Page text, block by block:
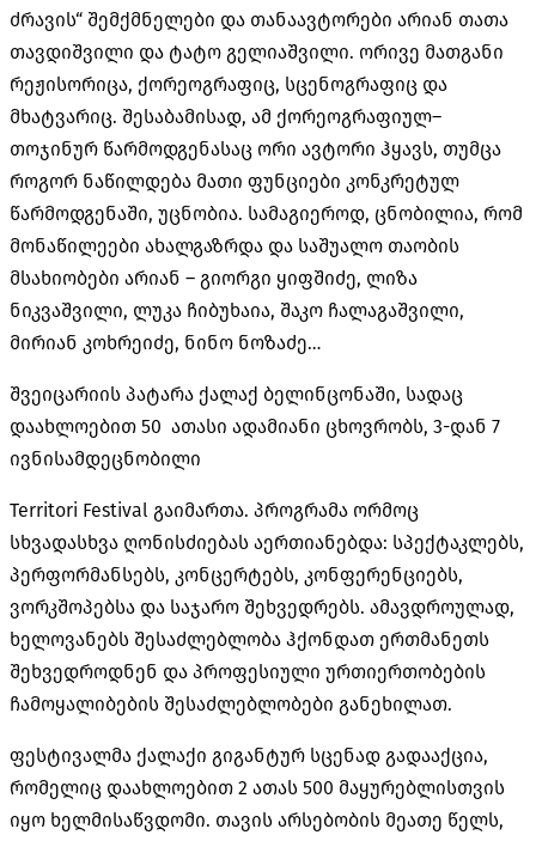
ძრავის“ შემქმნელები და თანაავტორები არიან თათა
თავდიშვილი და ტატო გელიაშვილი. ორივე მათგანი
რეჟისორიცა, ქორეოგრაფიც, სცენოგრაფიც და
მხატვარიც. შესაბამისად, ამ ქორეოგრაფიულ–
თოჯინურ წარმოდგენასაც ორი ავტორი ჰყავს, თუმცა
როგორ ნაწილდება მათი ფუნციები კონკრეტულ
წარმოდგენაში, უცნობია. სამაგიეროდ, ცნობილია, რომ
მონაწილეები ახალგაზრდა და საშუალო თაობის
მსახიობები არიან – გიორგი ყიფშიძე, ლიზა
ნიკვაშვილი, ლუკა ჩიბუხაია, შაკო ჩალაგაშვილი,
მირიან კოხრეიძე, ნინო ნოზაძე…
შვეიცარიის პატარა ქალაქ ბელინცონაში, სადაც
დაახლოებით 50 ათასი ადამიანი ცხოვრობს, 3-დან 7
ივნისამდეცნობილი
Territori Festival გაიმართა. პროგრამა ორმოც
სხვადასხვა ღონისძიებას აერთიანებდა: სპექტაკლებს,
პერფორმანსებს, კონცერტებს, კონფერენციებს,
ვორკშოპებსა და საჯარო შეხვედრებს. ამავდროულად,
ხელოვანებს შესაძლებლობა ჰქონდათ ერთმანეთს
შეხვედროდნენ და პროფესიული ურთიერთობების
ჩამოყალიბების შესაძლებლობები განეხილათ.
ფესტივალმა ქალაქი გიგანტურ სცენად გადააქცია,
რომელიც დაახლოებით 2 ათას 500 მაყურებლისთვის
იყო ხელმისაწვდომი. თავის არსებობის მეათე წელს,